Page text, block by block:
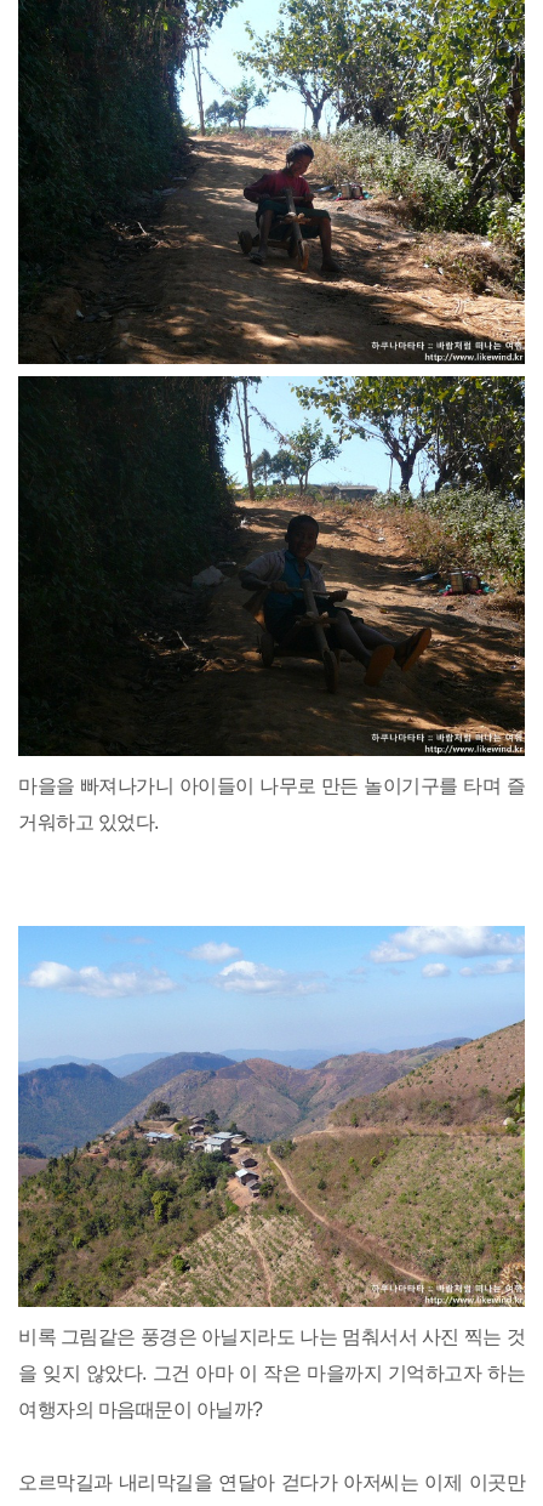
마을을 빠져나가니 아이들이 나무로 만든 놀이기구를 타며 즐
거워하고 있었다.
비록 그림같은 풍경은 아닐지라도 나는 멈춰서서 사진 찍는 것
을 잊지 않았다. 그건 아마 이 작은 마을까지 기억하고자 하는
여행자의 마음때문이 아닐까?
오르막길과 내리막길을 연달아 걷다가 아저씨는 이제 이곳만